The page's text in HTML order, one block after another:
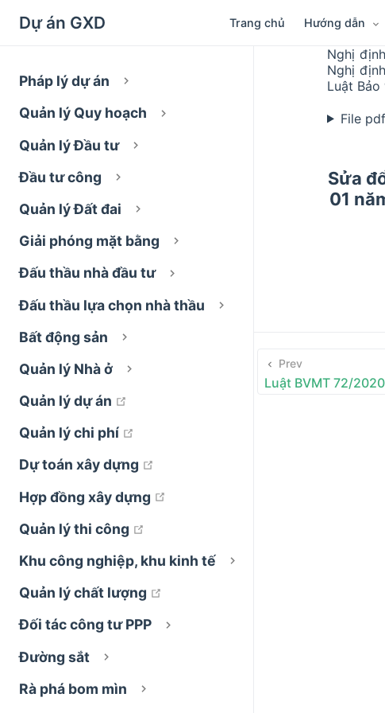
Dự án GXD Trang chủ Hướng dẫn
Pháp lý dự án
Quản lý Quy hoạch
Quản lý Đầu tư
Đầu tư công
Quản lý Đất đai
Giải phóng mặt bằng
Đấu thầu nhà đầu tư
Đấu thầu lựa chọn nhà thầu
Bất động sản
Quản lý Nhà ở
Quản lý dự án
Quản lý chi phí
Dự toán xây dựng
Hợp đồng xây dựng
Quản lý thi công
Khu công nghiệp, khu kinh tế
Quản lý chất lượng
Đối tác công tư PPP
Đường sắt
Rà phá bom mìn
Nghị
Nghị
Luật
File
Sửa
01
Prev
Luật BVMT 72/2020